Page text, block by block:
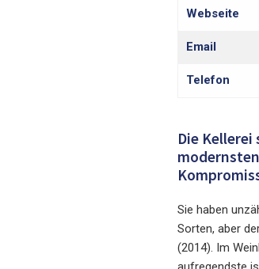
Webseite
Email
Telefon
Die
Sie haben
Sorten, aber
(2014). Im